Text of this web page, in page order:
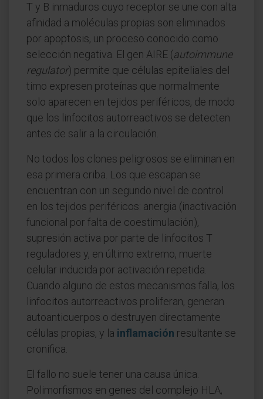
T y B inmaduros cuyo receptor se une con alta
afinidad a moléculas propias son eliminados
por apoptosis, un proceso conocido como
selección negativa. El gen AIRE (autoimmune
regulator) permite que células epiteliales del
timo expresen proteínas que normalmente
solo aparecen en tejidos periféricos, de modo
que los linfocitos autorreactivos se detecten
antes de salir a la circulación.
No todos los clones peligrosos se eliminan en
esa primera criba. Los que escapan se
encuentran con un segundo nivel de control
en los tejidos periféricos: anergia (inactivación
funcional por falta de coestimulación),
supresión activa por parte de linfocitos T
reguladores y, en último extremo, muerte
celular inducida por activación repetida.
Cuando alguno de estos mecanismos falla, los
linfocitos autorreactivos proliferan, generan
autoanticuerpos o destruyen directamente
células propias, y la inflamación resultante se
cronifica.
El fallo no suele tener una causa única.
Polimorfismos en genes del complejo HLA,